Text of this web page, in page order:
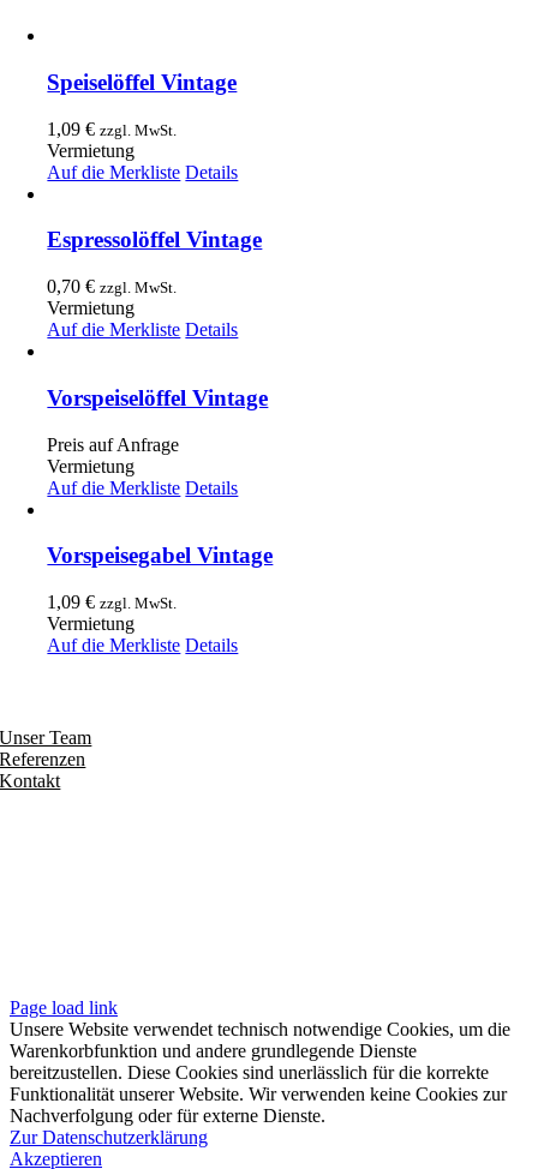
Speiselöffel Vintage
1,09€ zzgl. MwSt.
Vermietung
Auf die Merkliste Details
Espressolöffel Vintage
0,70€ zzgl. MwSt.
Vermietung
Auf die Merkliste Details
Vorspeiselöffel Vintage
Preis auf Anfrage
Vermietung
Auf die Merkliste Details
Vorspeisegabel Vintage
1,09€ zzgl. MwSt.
Vermietung
Auf die Merkliste Details
Unser Team
Referenzen
Kontakt
Page load link
Unsere Website verwendet technisch notwendige Cookies, um die
Warenkorbfunktion und andere grundlegende Dienste
bereitzustellen. Diese Cookies sind unerlässlich für die korrekte
Funktionalität unserer Website. Wir verwenden keine Cookies zur
Nachverfolgung oder für externe Dienste.
Zur Datenschutzerklärung
Akzeptieren